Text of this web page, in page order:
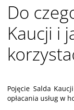
Do
Kaucji i
Pojęcie Salda
opłacania usług w